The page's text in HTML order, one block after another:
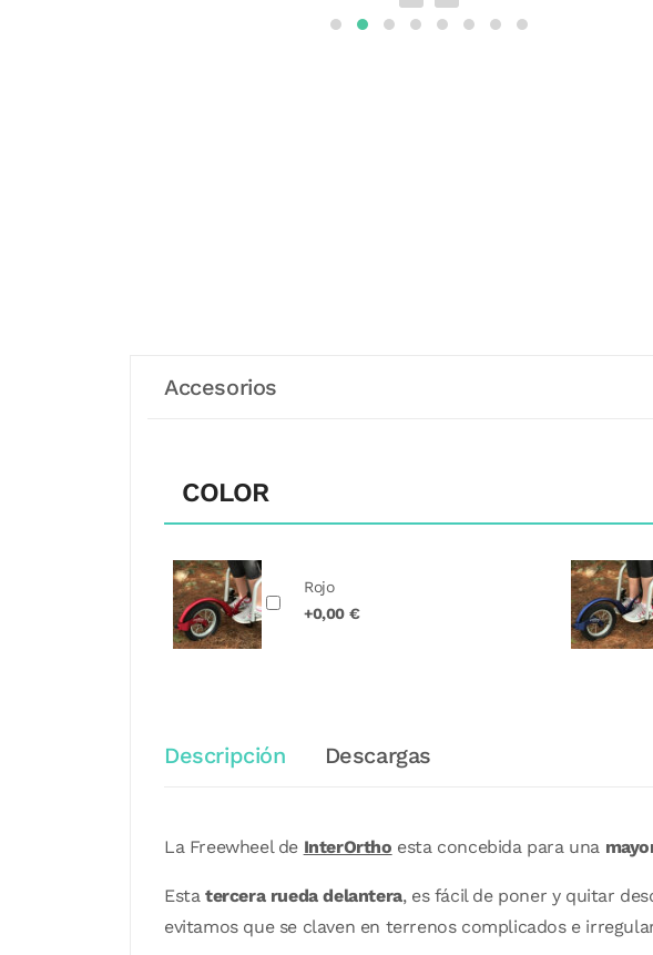
Accesorios
COLOR
Rojo
+0,00 €
Descripción Descargas
La Freewheel de InterOrtho esta concebida para una
Esta tercera rueda delantera, es fácil de poner y quitar
evitamos que se claven en terrenos complicados e